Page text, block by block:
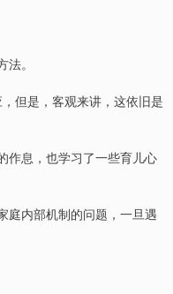
。
但是，客观来讲，这依旧是
作息，也学习了一些育儿心
庭内部机制的问题，一旦遇